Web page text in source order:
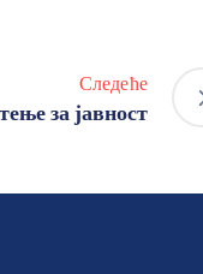
Следеће
за јавност